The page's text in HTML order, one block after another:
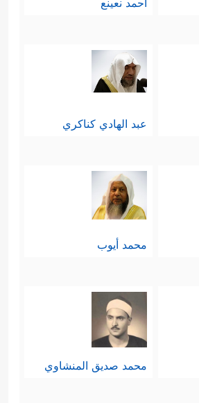
أحمد نعينع
عبد الهادي كناكري
محمد أيوب
محمد صديق المنشاوي